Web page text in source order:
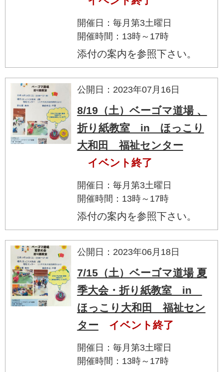
開催日：毎月第3土曜日
開催時間：13時～17時
添付の案内を参照下さい。
公開日：2023年07月16日
8/19（土）ベーゴマ道場 、
折り紙教室 in ほっこり
大和田 福祉センター
イベント終了
開催日：毎月第3土曜日
開催時間：13時～17時
添付の案内を参照下さい。
公開日：2023年06月18日
7/15（土）ベーゴマ道場 夏
季大会・折り紙教室 in
ほっこり大和田 福祉セン
ター
イベント終了
開催日：毎月第3土曜日
開催時間：13時～17時